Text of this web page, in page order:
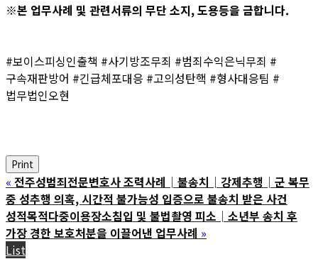
※본 업무사례 및 관련서류의 무단 소지, 도용등을 금합니다.
#보이스피싱인출책 #사기방조무죄 #범죄수익은닉무죄 #
구속재판방어 #긴급체포대응 #고의성탄핵 #형사대응팀 #
법무법인오현
Print
« 전주성범죄전문변호사 조력사례│불송치│강제추행│군 복무
중 성추행 의혹, 시간적 불가능성 입증으로 불송치 받은 사건
성적목적다중이용장소침입 및 불법촬영 피소│소년부 송치 후
가장 경한 보호처분을 이끌어낸 업무사례 »
List